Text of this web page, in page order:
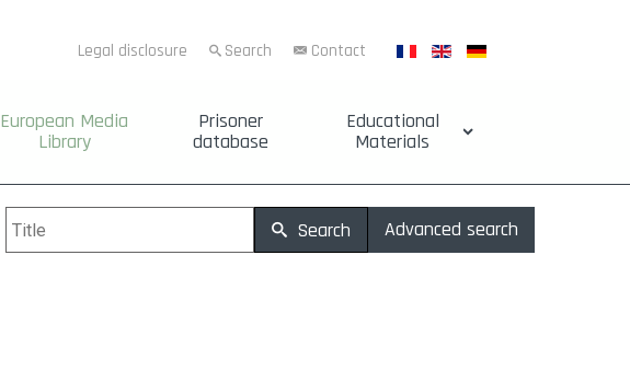
Legal disclosure Search Contact
European Media
Library
Prisoner
database
Educational
Materials
Search Advanced search